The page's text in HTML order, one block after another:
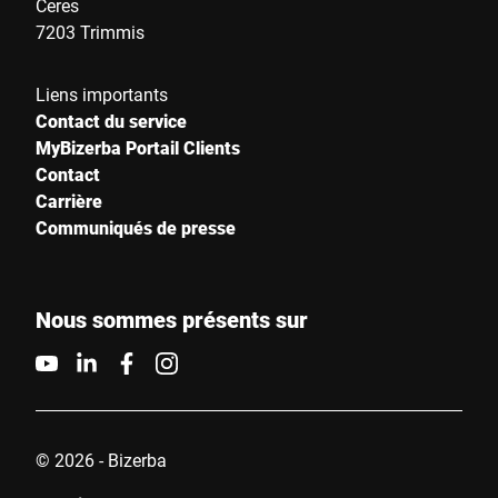
Ceres
7203 Trimmis
Liens importants
Contact du service
MyBizerba Portail Clients
Contact
Carrière
Communiqués de presse
Nous sommes présents sur
© 2026 - Bizerba